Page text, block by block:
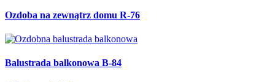
Ozdoba na zewnątrz domu R-76
Balustrada balkonowa B-84